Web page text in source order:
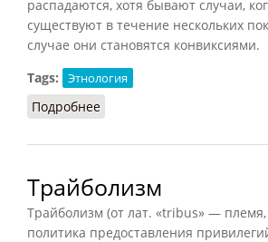
распадаются, хотя бывают случаи,
существуют в течение нескольких
случае они становятся конвиксиями.
Tags:
Этнология
Подробнее
Трайболизм
Трайболизм (от лат. «tribus» —
поли­ти­ка предоставления